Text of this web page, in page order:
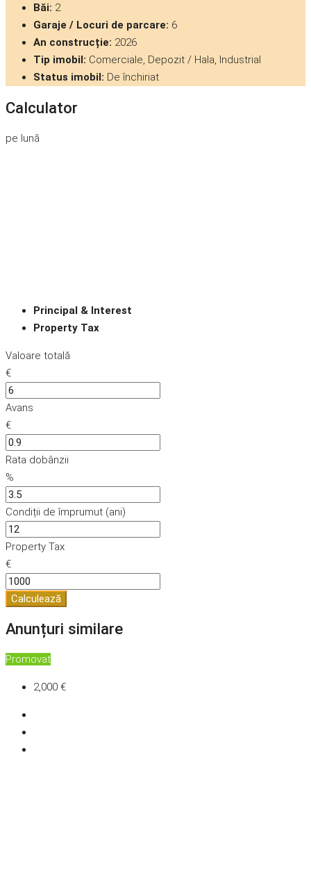
Băi: 2
Garaje / Locuri de parcare: 6
An construcție: 2026
Tip imobil: Comerciale, Depozit / Hala, Industrial
Status imobil: De închiriat
Calculator
pe lună
Principal & Interest
Property Tax
Valoare totală
€
Avans
€
Rata dobânzii
%
Condiții de împrumut (ani)
Property Tax
€
Calculează
Anunțuri similare
Promovat
2,000 €